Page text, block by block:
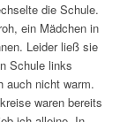
die Schule.
ein Mädchen in
Leider ließ sie
Schule links
auch nicht warm.
waren bereits